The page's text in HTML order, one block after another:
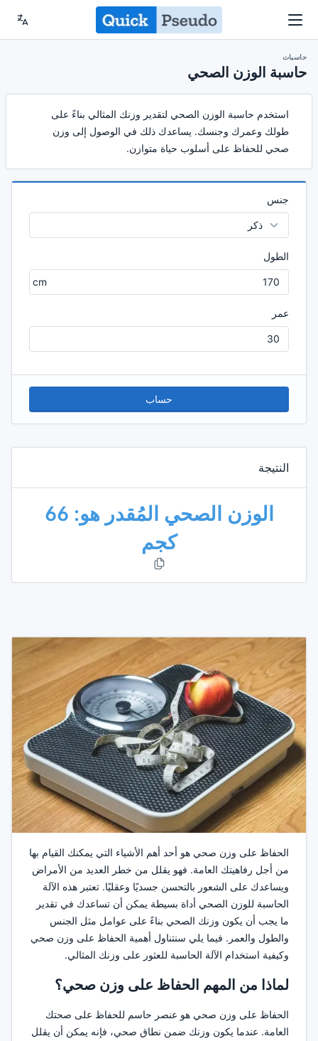
حاسبات
حاسبة الوزن الصحي
استخدم حاسبة الوزن الصحي لتقدير وزنك المثالي بناءً على
طولك وعمرك وجنسك. يساعدك ذلك في الوصول إلى وزن
صحي للحفاظ على أسلوب حياة متوازن.
جنس
الطول
عمر
حساب
النتيجة
الوزن الصحي المُقدر هو: 66
كجم
الحفاظ على وزن صحي هو أحد أهم الأشياء التي يمكنك القيام بها
من أجل رفاهيتك العامة. فهو يقلل من خطر العديد من الأمراض
ويساعدك على الشعور بالتحسن جسديًا وعقليًا. تعتبر هذه الآلة
الحاسبة للوزن الصحي أداة بسيطة يمكن أن تساعدك في تقدير
ما يجب أن يكون وزنك الصحي بناءً على عوامل مثل الجنس
والطول والعمر. فيما يلي سنتناول أهمية الحفاظ على وزن صحي
وكيفية استخدام الآلة الحاسبة للعثور على وزنك المثالي.
لماذا من المهم الحفاظ على وزن صحي؟
الحفاظ على وزن صحي هو عنصر حاسم للحفاظ على صحتك
العامة. عندما يكون وزنك ضمن نطاق صحي، فإنه يمكن أن يقلل